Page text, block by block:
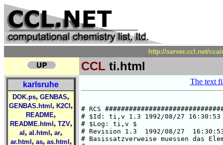
http://server.ccl.net/
CCL ti.html
karlsruhe
DOK.ps, GENBAS,
GENBAS.html , K2Cl ,
README,
README.html , TZV,
al , al.html , ar,
ar.html , as, as.html ,
The text